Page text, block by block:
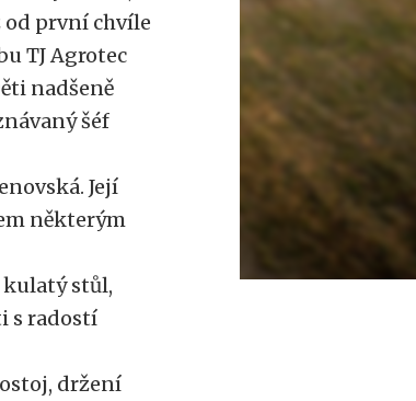
od první chvíle
TJ Agrotec
nadšeně
šéf
Její
některým
kulatý stůl,
s radostí
držení